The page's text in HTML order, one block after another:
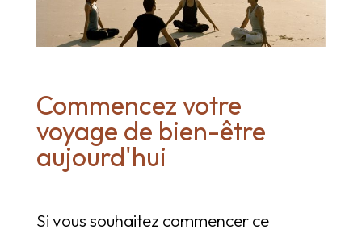
Commencez votre
voyage de bien-être
aujourd'hui
Si vous souhaitez commencer ce